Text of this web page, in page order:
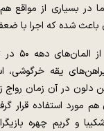
در بسیاری از مواقع
باعث شده که اجرا با
در هر
یقه خرگوشی،
دلون در آن زمان رواج
مورد استفاده قرار
و گریم چهره